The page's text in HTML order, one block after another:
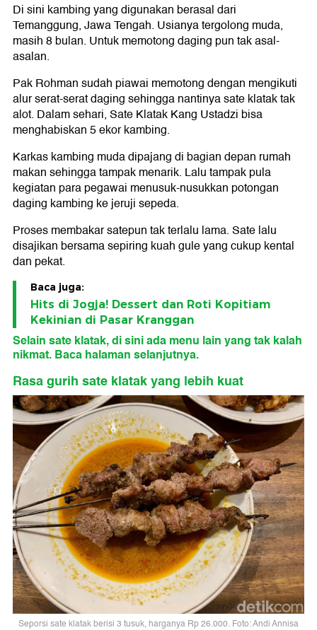
Di sini kambing yang digunakan berasal dari
Temanggung, Jawa Tengah. Usianya tergolong muda,
masih 8 bulan. Untuk memotong daging pun tak asal-
asalan.
Pak Rohman sudah piawai memotong dengan mengikuti
alur serat-serat daging sehingga nantinya sate klatak tak
alot. Dalam sehari, Sate Klatak Kang Ustadzi bisa
menghabiskan 5 ekor kambing.
Karkas kambing muda dipajang di bagian depan rumah
makan sehingga tampak menarik. Lalu tampak pula
kegiatan para pegawai menusuk-nusukkan potongan
daging kambing ke jeruji sepeda.
Proses membakar satepun tak terlalu lama. Sate lalu
disajikan bersama sepiring kuah gule yang cukup kental
dan pekat.
Baca juga:
Hits di Jogja! Dessert dan Roti Kopitiam
Kekinian di Pasar Kranggan
Selain sate klatak, di sini ada menu lain yang tak kalah
nikmat. Baca halaman selanjutnya.
Rasa gurih sate klatak yang lebih kuat
Seporsi sate klatak berisi 3 tusuk, harganya Rp 26.000. Foto: Andi Annisa